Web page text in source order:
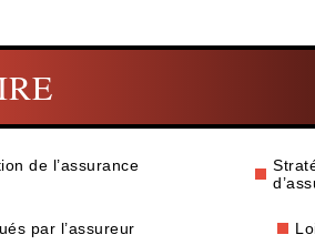
de l’assurance
par l’assureur